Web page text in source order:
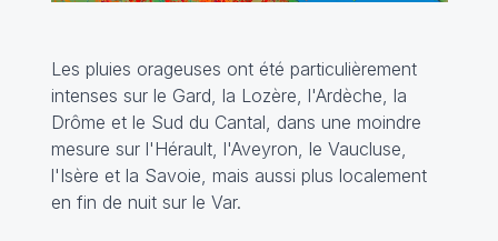
Les pluies orageuses ont été particulièrement
intenses sur le Gard, la Lozère, l'Ardèche, la
Drôme et le Sud du Cantal, dans une moindre
mesure sur l'Hérault, l'Aveyron, le Vaucluse,
l'Isère et la Savoie, mais aussi plus localement
en fin de nuit sur le Var.